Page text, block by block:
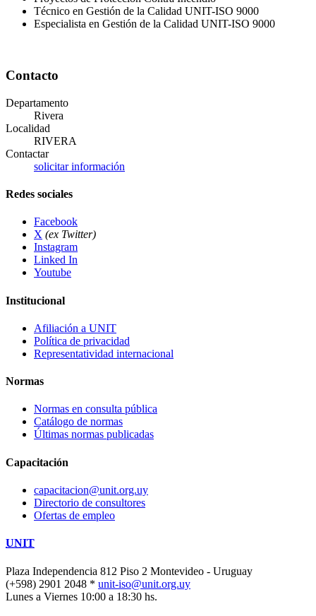
Técnico en Gestión de la Calidad UNIT-ISO 9000
Especialista en Gestión de la Calidad UNIT-ISO 9000
Contacto
Departamento
Rivera
Localidad
RIVERA
Contactar
solicitar información
Redes sociales
Facebook
X (ex Twitter)
Instagram
Linked In
Youtube
Institucional
Afiliación a UNIT
Política de privacidad
Representatividad internacional
Normas
Normas en consulta pública
Catálogo de normas
Últimas normas publicadas
Capacitación
capacitacion@unit.org.uy
Directorio de consultores
Ofertas de empleo
UNIT
Plaza Independencia 812 Piso 2 Montevideo - Uruguay
(+598) 2901 2048 * unit-iso@unit.org.uy
Lunes a Viernes 10:00 a 18:30 hs.